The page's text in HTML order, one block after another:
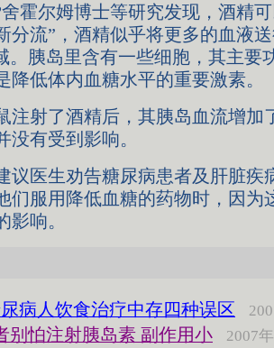
霍尔姆博士等研究发现，酒精
分流”，酒精似乎将更多的血液
。胰岛里含有一些细胞，其主要
降低体内血糖水平的重要激素。
射了酒精后，其胰岛血流增加
没有受到影响。
医生劝告糖尿病患者及肝脏疾
们服用降低血糖的药物时，因为
影响。
病人饮食治疗中存四种误区
别怕注射胰岛素 副作用小 2007